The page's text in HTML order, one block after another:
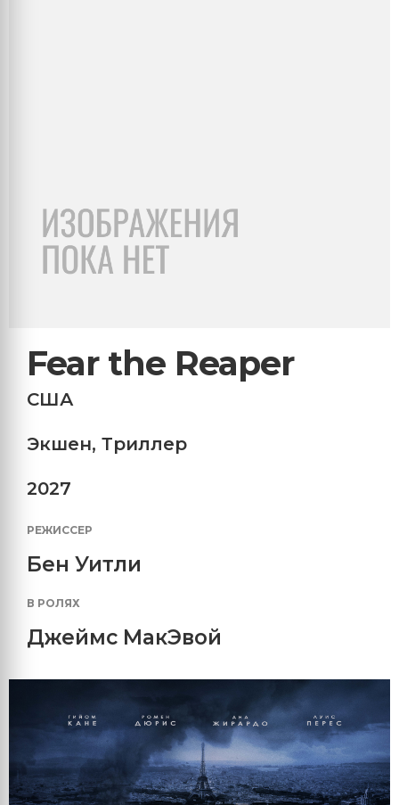
Fear the Reaper
США
Экшен, Триллер
2027
РЕЖИССЕР
Бен Уитли
В РОЛЯХ
Джеймс МакЭвой